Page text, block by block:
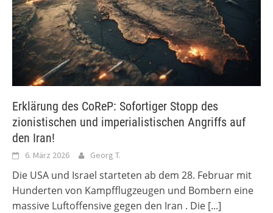
Erklärung des CoReP: Sofortiger Stopp des
zionistischen und imperialistischen Angriffs auf
den Iran!
6. März 2026 Georg T.
Die USA und Israel starteten ab dem 28. Februar mit
Hunderten von Kampfflugzeugen und Bombern eine
massive Luftoffensive gegen den Iran . Die [...]